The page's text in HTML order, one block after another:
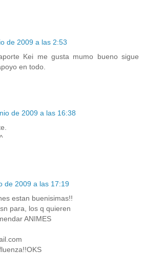
de 2009 a las 2:53
Kei me gusta mumo bueno sigue
en todo.
de 2009 a las 16:38
de 2009 a las 17:19
estan buenisimas!!
para, los q quieren
ANIMES